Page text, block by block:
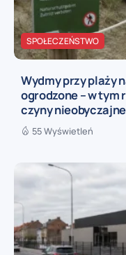
SPOŁECZEŃSTWO
Wydmy przy plaży
ogrodzone – w tym
czyny nieobyczajne
55 Wyświetleń